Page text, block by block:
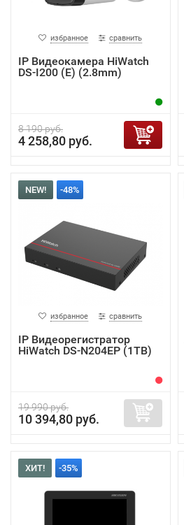
избранное сравнить
IP Видеокамера HiWatch
DS-I200 (E) (2.8mm)
8 190 руб.
4 258,80 руб.
NEW! -48%
избранное сравнить
IP Видеорегистратор
HiWatch DS-N204EP (1TB)
19 990 руб.
10 394,80 руб.
ХИТ! -35%